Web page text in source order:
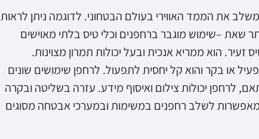
את הממד האווירי בעולם הבטחוני. לדוגמה ניתן לראות
שאת –שימוש מוגבר ברחפנים וכלי טיס בלתי מאוישים
הוא ממריא אנכית ובעל יכולות תמרון מצוינות.
או בקר והוא קל יחסית לתפעול. לרחפן שימושים שונים
לרחפן יכולות צילום ואיסוף מידע. עזרה בשליטה ובקרה
לשלב רחפנים במשימות ובמערכי אבטחה מסוגים